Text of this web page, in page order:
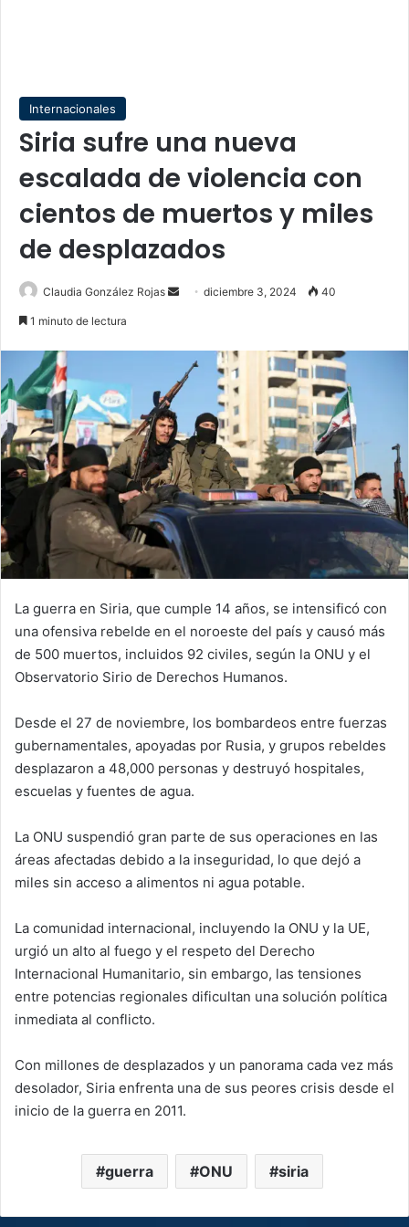
Internacionales
Siria sufre una nueva
escalada de violencia con
cientos de muertos y miles
de desplazados
Claudia González Rojas
Senddiciembre 3, 2024 40
1 minuto de lectura
La guerra en Siria, que cumple 14 años, se intensificó con
una ofensiva rebelde en el noroeste del país y causó más
de 500 muertos, incluidos 92 civiles, según la ONU y el
Observatorio Sirio de Derechos Humanos.
Desde el 27 de noviembre, los bombardeos entre fuerzas
gubernamentales, apoyadas por Rusia, y grupos rebeldes
desplazaron a 48,000 personas y destruyó hospitales,
escuelas y fuentes de agua.
La ONU suspendió gran parte de sus operaciones en las
áreas afectadas debido a la inseguridad, lo que dejó a
miles sin acceso a alimentos ni agua potable.
La comunidad internacional, incluyendo la ONU y la UE,
urgió un alto al fuego y el respeto del Derecho
Internacional Humanitario, sin embargo, las tensiones
entre potencias regionales dificultan una solución política
inmediata al conflicto.
Con millones de desplazados y un panorama cada vez más
desolador, Siria enfrenta una de sus peores crisis desde el
inicio de la guerra en 2011.
guerra ONU siria